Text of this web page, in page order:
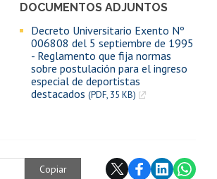
DOCUMENTOS ADJUNTOS
Decreto Universitario Exento Nº
006808 del 5 septiembre de 1995
- Reglamento que fija normas
sobre postulación para el ingreso
especial de deportistas
destacados (PDF, 35 KB)
Copiar